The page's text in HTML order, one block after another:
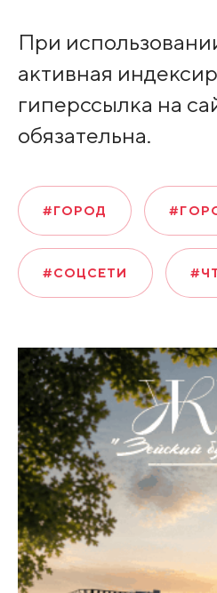
При
активная
гиперссылка на
обязательна.
#ГОРОД
#СОЦСЕТИ